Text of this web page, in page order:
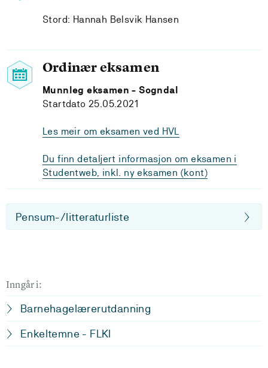
Stord: Hannah Belsvik Hansen
Ordinær eksamen
Munnleg eksamen - Sogndal
Startdato 25.05.2021
Les meir om eksamen ved HVL
Du finn detaljert informasjon om eksamen i
Studentweb, inkl. ny eksamen (kont)
Pensum-/litteraturliste
Inngår i:
Barnehagelærerutdanning
Enkeltemne - FLKI